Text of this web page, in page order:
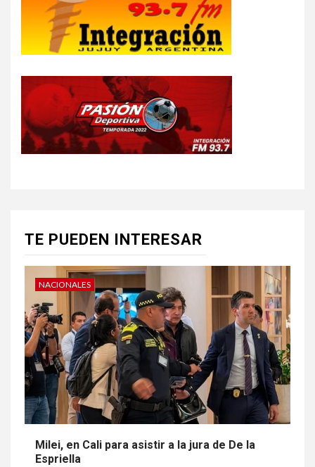
TE PUEDEN INTERESAR
NACIONALES
Milei, en Cali para asistir a la jura de De la
Espriella